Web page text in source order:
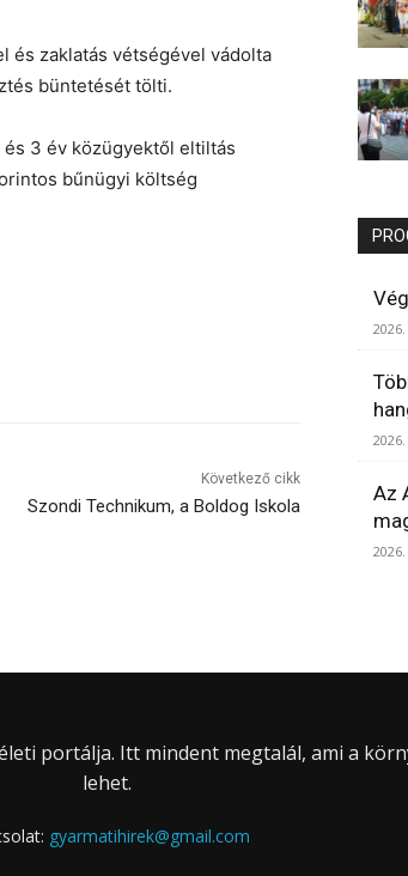
zaklatás vétségével vádolta
büntetését tölti.
3 év közügyektől eltiltás
bűnügyi költség
Következő cikk
Szondi Technikum, a Boldog Iskola
Az
portálja. Itt mindent megtalál, ami a
lehet.
gyarmatihirek@gmail.com